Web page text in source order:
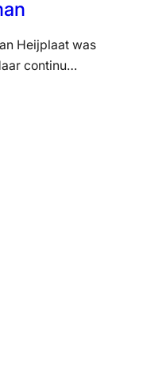
Heijplaat was
continu…